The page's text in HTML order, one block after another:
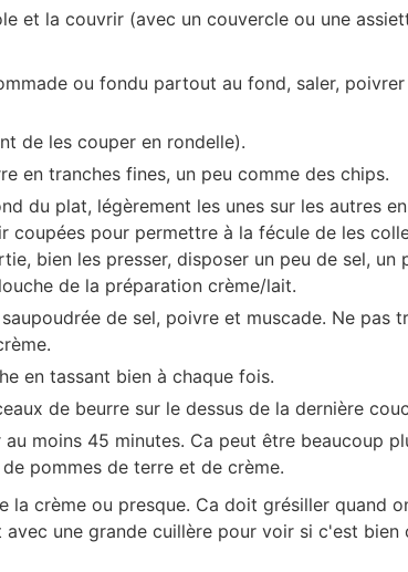
et la couvrir (avec un couvercle ou une
ou fondu partout au fond, saler,
de les couper en rondelle).
en tranches fines, un peu comme des chips.
du plat, légèrement les unes sur les autres
coupées pour permettre à la fécule de les
bien les presser, disposer un peu de sel, un
de la préparation crème/lait.
de sel, poivre et muscade. Ne pas
en tassant bien à chaque fois.
de beurre sur le dessus de la dernière
moins 45 minutes. Ca peut être beaucoup
pommes de terre et de crème.
la crème ou presque. Ca doit grésiller quand
une grande cuillère pour voir si c'est bien